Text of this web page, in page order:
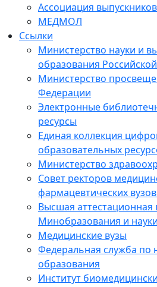
Ассоциация выпускников
МЕДМОЛ
Ссылки
Министерство науки и
образования
Министерство
Федерации
Электронные
ресурсы
Единая коллекция
образовательных
Министерство
Совет ректоров
фармацевтических
Высшая аттестационная
Минобразования и
Медицинские вузы
Федеральная служба по
образования
Институт